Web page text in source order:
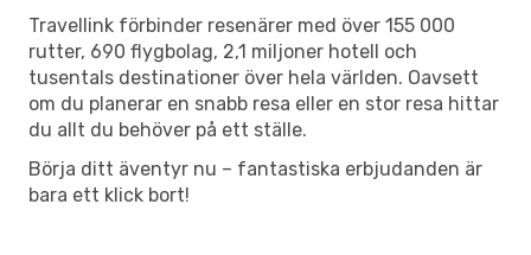
Travellink förbinder resenärer med över 155 000
rutter, 690 flygbolag, 2,1 miljoner hotell och
tusentals destinationer över hela världen. Oavsett
om du planerar en snabb resa eller en stor resa hittar
du allt du behöver på ett ställe.
Börja ditt äventyr nu – fantastiska erbjudanden är
bara ett klick bort!